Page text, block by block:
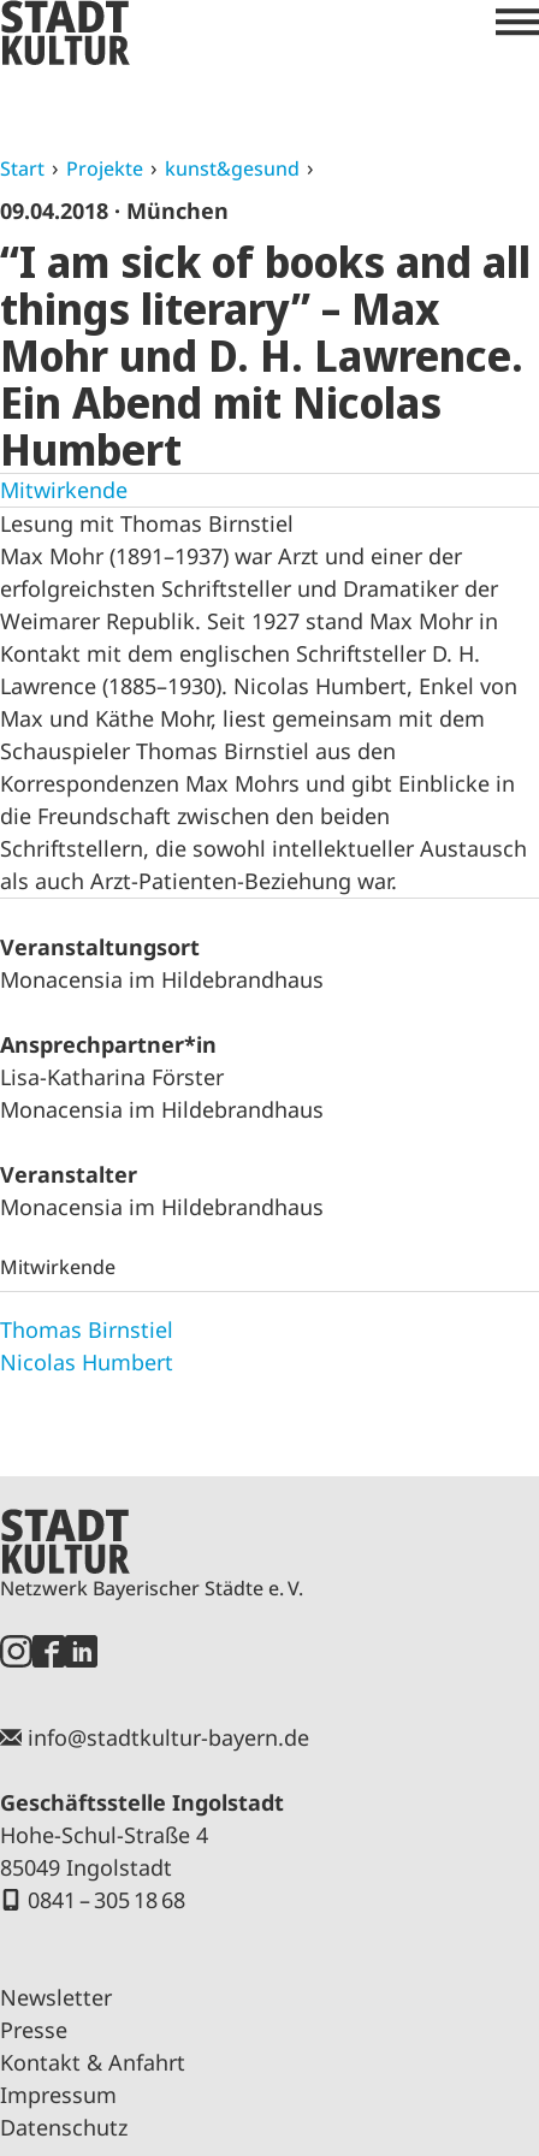
Start Projekte kunst&gesund
09.04.2018 · München
“I am sick of books and all
things literary” – Max
Mohr und D. H. Lawrence.
Ein Abend mit Nicolas
Humbert
Mitwirkende
Lesung mit Thomas Birnstiel
Max Mohr (1891–1937) war Arzt und einer der
erfolgreichsten Schriftsteller und Dramatiker der
Weimarer Republik. Seit 1927 stand Max Mohr in
Kontakt mit dem englischen Schriftsteller D. H.
Lawrence (1885–1930). Nicolas Humbert, Enkel von
Max und Käthe Mohr, liest gemeinsam mit dem
Schauspieler Thomas Birnstiel aus den
Korrespondenzen Max Mohrs und gibt Einblicke in
die Freundschaft zwischen den beiden
Schriftstellern, die sowohl intellektueller Austausch
als auch Arzt-Patienten-Beziehung war.
Veranstaltungsort
Monacensia im Hildebrandhaus
Ansprechpartner*in
Lisa-Katharina Förster
Monacensia im Hildebrandhaus
Veranstalter
Monacensia im Hildebrandhaus
Mitwirkende
Thomas Birnstiel
Nicolas Humbert
Netzwerk Bayerischer Städte e. V.
info@stadtkultur-bayern.de
Geschäftsstelle Ingolstadt
Hohe-Schul-Straße 4
85049 Ingolstadt
0841 – 305 18 68
Newsletter
Presse
Kontakt & Anfahrt
Impressum
Datenschutz